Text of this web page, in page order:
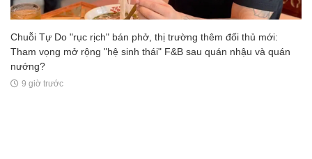
Chuỗi Tự Do "rục rịch" bán phở, thị trường thêm đối thủ mới:
Tham vọng mở rộng "hệ sinh thái" F&B sau quán nhậu và quán
nướng?
9 giờ trước